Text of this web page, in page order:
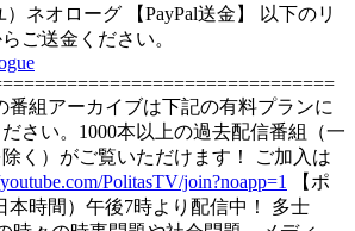
）ネオローグ 【PayPal送金】 以下のリ
ご送金ください。
番組アーカイブは下記の有料プランに
さい。1000本以上の過去配信番組（一
く）がご覧いただけます！ ご加入は
PolitasTV/join?noapp=1
【ポ
本時間）午後7時より配信中！ 多士